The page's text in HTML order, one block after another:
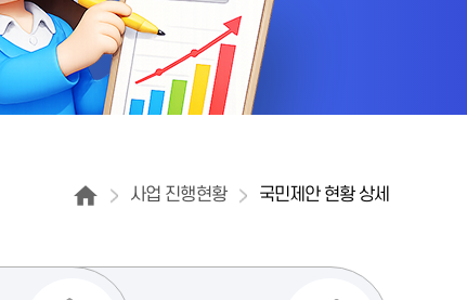
사업 진행현황 국민제안 현황 상세